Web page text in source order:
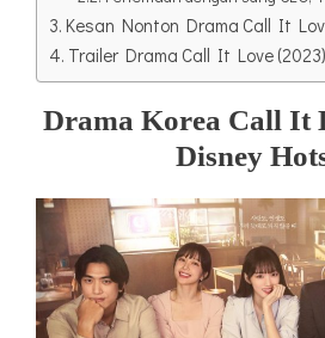
Kesan Nonton Drama Call It
Trailer Drama Call It Love (2023)
Drama Korea Call It
Disney